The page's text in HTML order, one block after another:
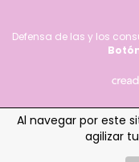
Al navegar por este
agilizar
Defensa de las y los